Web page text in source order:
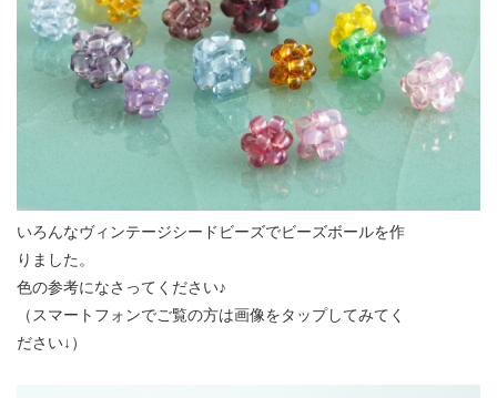
いろんなヴィンテージシードビーズでビーズボールを作
りました。
色の参考になさってください♪
（スマートフォンでご覧の方は画像をタップしてみてく
ださい↓）